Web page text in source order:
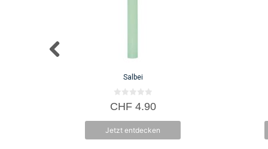
Salbei
0
v
5
CHF4.90
Jetzt entdecken